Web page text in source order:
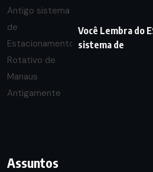
Você Lembra do
sistema de
Assuntos